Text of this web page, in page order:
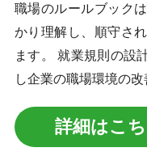
職場のルールブック
かり理解し、順守さ
ます。 就業規則の設
し企業の職場環境の改
詳細はこ